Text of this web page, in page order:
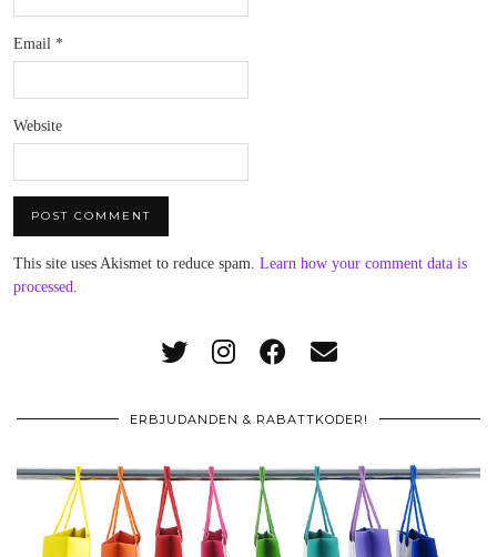
Email *
Website
This site uses Akismet to reduce spam. Learn how your comment data is
processed
ERBJUDANDEN & RABATTKODER!